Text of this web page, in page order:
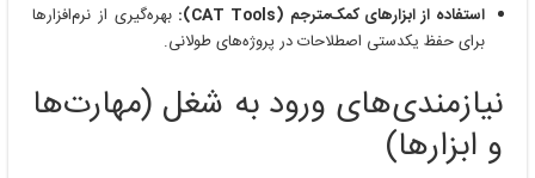
استفاده از ابزارهای کمک‌مترجم (CAT Tools):
بهره‌گیری از نرم‌افزارها
برای حفظ یکدستی اصطلاحات در پروژه‌های طولانی.
نیازمندی‌های ورود به شغل (مهارت‌ها
و ابزارها)